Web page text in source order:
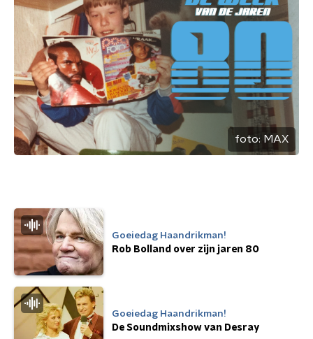
foto: MAX
Goeiedag Haandrikman!
Rob Bolland over zijn jaren 80
Goeiedag Haandrikman!
De Soundmixshow van Desray